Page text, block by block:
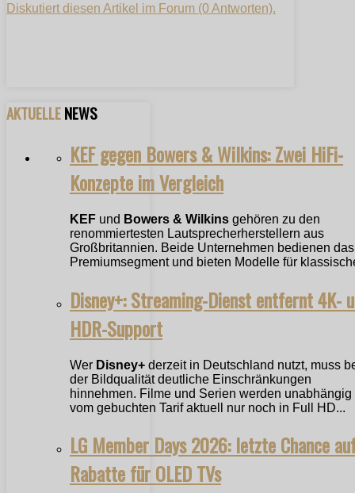
Diskutiert diesen Artikel im Forum (0 Antworten).
AKTUELLENEWS
KEF gegen Bowers & Wilkins: Zwei HiFi-
Konzepte im Vergleich
KEF und Bowers & Wilkins gehören zu den
renommiertesten Lautsprecherherstellern aus
Großbritannien. Beide Unternehmen bedienen das
Premiumsegment und bieten Modelle für
Disney+: Streaming-Dienst entfernt 4K-
HDR-Support
Wer Disney+ derzeit in Deutschland nutzt, muss
der Bildqualität deutliche Einschränkungen
hinnehmen. Filme und Serien werden unabhängig
vom gebuchten Tarif aktuell nur noch in Full HD...
LG Member Days 2026: letzte Chance
Rabatte für OLED TVs